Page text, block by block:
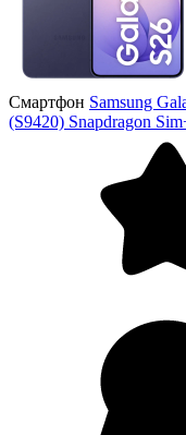
Смартфон Samsung
(S9420) Snapdragon